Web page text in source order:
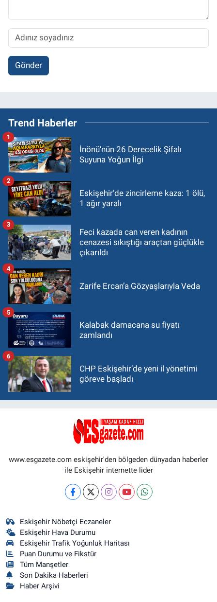
Gönder
Trend Haberler
İnönü’nün 26 Derecelik Şifalı
Suyuna Yoğun İlgi
1
Eskişehir’de zincirleme kaza: 1 ölü,
1 ağır yaralı
2
Feci kazada can veren kadının
cenazesi sıkıştığı araçtan güçlükle
çıkarıldı
3
Zarife Ercan’a Gözyaşlarıyla Veda
4
Kalabak damacana su fiyatı
zamlandı
5
CHP Eskişehir’de yeni il yönetimi
göreve başladı
6
www.esgazete.com eskişehir'den bölgeden dünyadan haberler
ile Eskişehir internette lider
Eskişehir Nöbetçi Eczaneler
Eskişehir Hava Durumu
Eskişehir Trafik Yoğunluk Haritası
Puan Durumu ve Fikstür
Tüm Manşetler
Son Dakika Haberleri
Haber Arşivi